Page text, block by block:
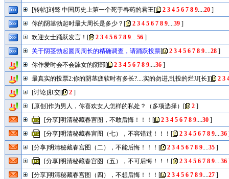
[转帖]刘骜 中国历史上第一个死于春药的君王[ 2 3 4 5 6 7 8 9....20]
你的阴茎勃起时最大周长是多少？ [ 2 3 4 5 6 7 8 9....39]
欢迎女士踊跃发言！ [ 2 3 4 5 6 7 8 9....56]
关于阴茎勃起圆周周长的精确调查，请踊跃投票[ 2 3 4 5 6 7 8 9....28]
你作爱时会不会舔女的阴部[ 2 3 4 5 6 7 8 9....36]
最真实的投票2:你的阴茎疲软时有多长?....实的勿进,乱投的烂JJ[长][ 2 3
[讨论]肛交[ 2]
[原创]作为男人，你喜欢女人怎样的私处？（多项选择） [ 2]
[分享]明清秘藏春宫图，不敢后悔！！！ [ 2 3 4 5 6 7 8 9....30]
[分享]明清秘藏春宫图（七），不容错过！！！ [ 2 3 4 5 6 7 8 9....36
[分享]明清秘藏春宫图（二），不能后悔！！！ [ 2 3 4 5 6 7 8 9....35]
[分享]明清秘藏春宫图（五），不可后悔！！！ [ 2 3 4 5 6 7 8 9....36
[分享]明清秘藏春宫图（四），不想后悔！！！ [ 2 3 4 5 6 7 8 9....27]